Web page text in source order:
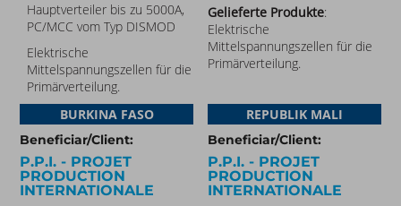
Hauptverteiler bis zu 5000A,
PC/MCC vom Typ DISMOD
Elektrische
Mittelspannungszellen für die
Primärverteilung.
Gelieferte Produkte:
Elektrische
Mittelspannungszellen für die
Primärverteilung.
BURKINA FASO​
Beneficiar/Client:
P.P.I. - PROJET
PRODUCTION
INTERNATIONALE
REPUBLIK MALI
Beneficiar/Client:
P.P.I. - PROJET
PRODUCTION
INTERNATIONALE